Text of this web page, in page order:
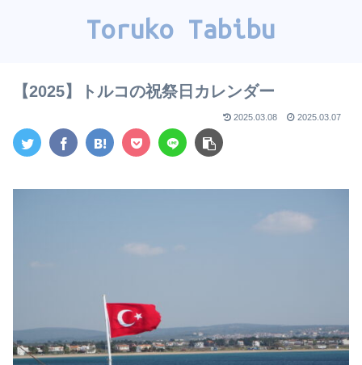
Toruko Tabibu
【2025】トルコの祝祭日カレンダー
2025.03.08 2025.03.07